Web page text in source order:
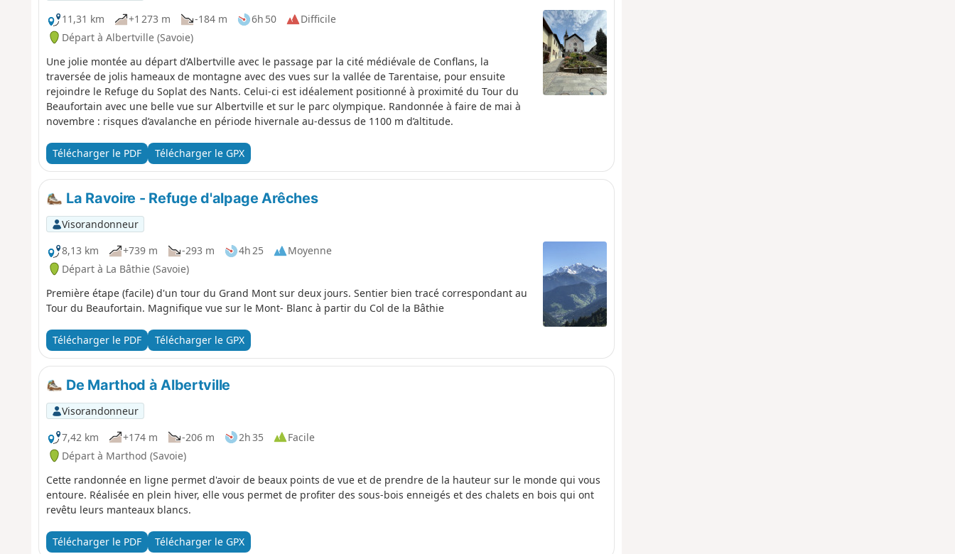
11,31 km
+1 273 m -184 m 6h 50
Difficile
Départ à Albertville (Savoie)
Une jolie montée au départ d’Albertville avec le passage par la cité médiévale de Conflans, la
traversée de jolis hameaux de montagne avec des vues sur la vallée de Tarentaise, pour ensuite
rejoindre le Refuge du Soplat des Nants. Celui-ci est idéalement positionné à proximité du Tour du
Beaufortain avec une belle vue sur Albertville et sur le parc olympique. Randonnée à faire de mai à
novembre : risques d’avalanche en période hivernale au-dessus de 1100 m d’altitude.
Télécharger le PDF Télécharger le GPX
La Ravoire - Refuge d'alpage Arêches
Visorandonneur
8,13 km
+739 m -293 m 4h 25
Moyenne
Départ à La Bâthie (Savoie)
Première étape (facile) d'un tour du Grand Mont sur deux jours. Sentier bien tracé correspondant au
Tour du Beaufortain. Magnifique vue sur le Mont- Blanc à partir du Col de la Bâthie
Télécharger le PDF Télécharger le GPX
De Marthod à Albertville
Visorandonneur
7,42 km
+174 m -206 m 2h 35
Facile
Départ à Marthod (Savoie)
Cette randonnée en ligne permet d'avoir de beaux points de vue et de prendre de la hauteur sur le monde qui vous
entoure. Réalisée en plein hiver, elle vous permet de profiter des sous-bois enneigés et des chalets en bois qui ont
revêtu leurs manteaux blancs.
Télécharger le PDF Télécharger le GPX